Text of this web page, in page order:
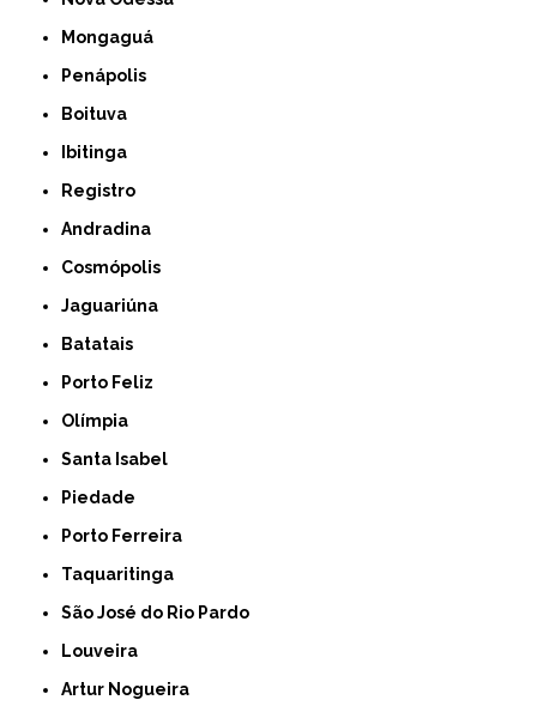
Mongaguá
Penápolis
Boituva
Ibitinga
Registro
Andradina
Cosmópolis
Jaguariúna
Batatais
Porto Feliz
Olímpia
Santa Isabel
Piedade
Porto Ferreira
Taquaritinga
São José do Rio Pardo
Louveira
Artur Nogueira